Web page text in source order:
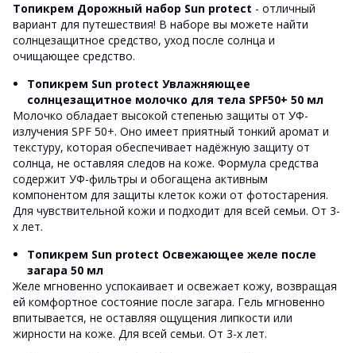
Топикрем Дорожный набор Sun protect - отличный
вариант для путешествия! В наборе вы можете найти
солнцезащитное средство, уход после солнца и
очищающее средство.
Топикрем Sun protect Увлажняющее
солнцезащитное молочко для тела SPF50+ 50 мл
Молочко обладает высокой степенью защиты от УФ-
излучения SPF 50+. Оно имеет приятный тонкий аромат и
текстуру, которая обеспечивает надёжную защиту от
солнца, не оставляя следов на коже. Формула средства
содержит УФ-фильтры и обогащена активным
компонентом для защиты клеток кожи от фотостарения.
Для чувствительной кожи и подходит для всей семьи. От 3-
х лет.
Топикрем Sun protect Освежающее желе после
загара 50 мл
Желе мгновенно успокаивает и освежает кожу, возвращая
ей комфортное состояние после загара. Гель мгновенно
впитывается, не оставляя ощущения липкости или
жирности на коже. Для всей семьи. От 3-х лет.